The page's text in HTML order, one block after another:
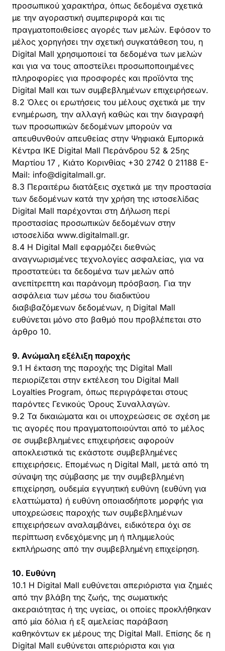
προσωπικού χαρακτήρα, όπως δεδομένα σχετικά
με την αγοραστική συμπεριφορά και τις
πραγματοποιθείσες αγορές των μελών. Εφόσον το
μέλος χορηγήσει την σχετική συγκατάθεση του, η
Digital Mall χρησιμοποιεί τα δεδομένα των μελών
και για να τους αποστείλει προσωποποιημένες
πληροφορίες για προσφορές και προϊόντα της
Digital Mall και των συμβεβλημένων επιχειρήσεων.
8.2 Όλες οι ερωτήσεις του μέλους σχετικά με την
ενημέρωση, την αλλαγή καθώς και την διαγραφή
των προσωπικών δεδομένων μπορούν να
απευθυνθούν απευθείας στην Ψηφιακά Εμπορικά
Κέντρα ΙΚΕ Digital Mall Περάνδρου 52 & 25ης
Μαρτίου 17 , Κιάτο Κορινθίας +30 2742 0 21188 E-
Mail: info@digitalmall.gr.
8.3 Περαιτέρω διατάξεις σχετικά με την προστασία
των δεδομένων κατά την χρήση της ιστοσελίδας
Digital Mall παρέχονται στη Δήλωση περί
προστασίας προσωπικών δεδομένων στην
ιστοσελίδα www.digitalmall.gr.
8.4 H Digital Mall εφαρμόζει διεθνώς
αναγνωρισμένες τεχνολογίες ασφαλείας, για να
προστατεύει τα δεδομένα των μελών από
ανεπίτρεπτη και παράνομη πρόσβαση. Για την
ασφάλεια των μέσω του διαδικτύου
διαβιβαζόμενων δεδομένων, η Digital Mall
ευθύνεται μόνο στο βαθμό που προβλέπεται στο
άρθρο 10.
9. Ανώμαλη εξέλιξη παροχής
9.1 Η έκταση της παροχής της Digital Mall
περιορίζεται στην εκτέλεση του Digital Mall
Loyalties Program, όπως περιγράφεται στους
παρόντες Γενικούς Όρους Συναλλαγών.
9.2 Τα δικαιώματα και οι υποχρεώσεις σε σχέση με
τις αγορές που πραγματοποιούνται από το μέλος
σε συμβεβλημένες επιχειρήσεις αφορούν
αποκλειστικά τις εκάστοτε συμβεβλημένες
επιχειρήσεις. Επομένως η Digital Mall, μετά από τη
σύναψη της σύμβασης με την συμβεβλημένη
επιχείρηση, ουδεμία εγγυητική ευθύνη (ευθύνη για
ελαττώματα) ή ευθύνη οποιασδήποτε μορφής για
υποχρεώσεις παροχής των συμβεβλημένων
επιχειρήσεων αναλαμβάνει, ειδικότερα όχι σε
περίπτωση ενδεχόμενης μη ή πλημμελούς
εκπλήρωσης από την συμβεβλημένη επιχείρηση.
10. Ευθύνη
10.1 Η Digital Mall ευθύνεται απεριόριστα για ζημιές
από την βλάβη της ζωής, της σωματικής
ακεραιότητας ή της υγείας, οι οποίες προκλήθηκαν
από μία δόλια ή εξ αμελείας παράβαση
καθηκόντων εκ μέρους της Digital Mall. Επίσης δε η
Digital Mall ευθύνεται απεριόριστα και για